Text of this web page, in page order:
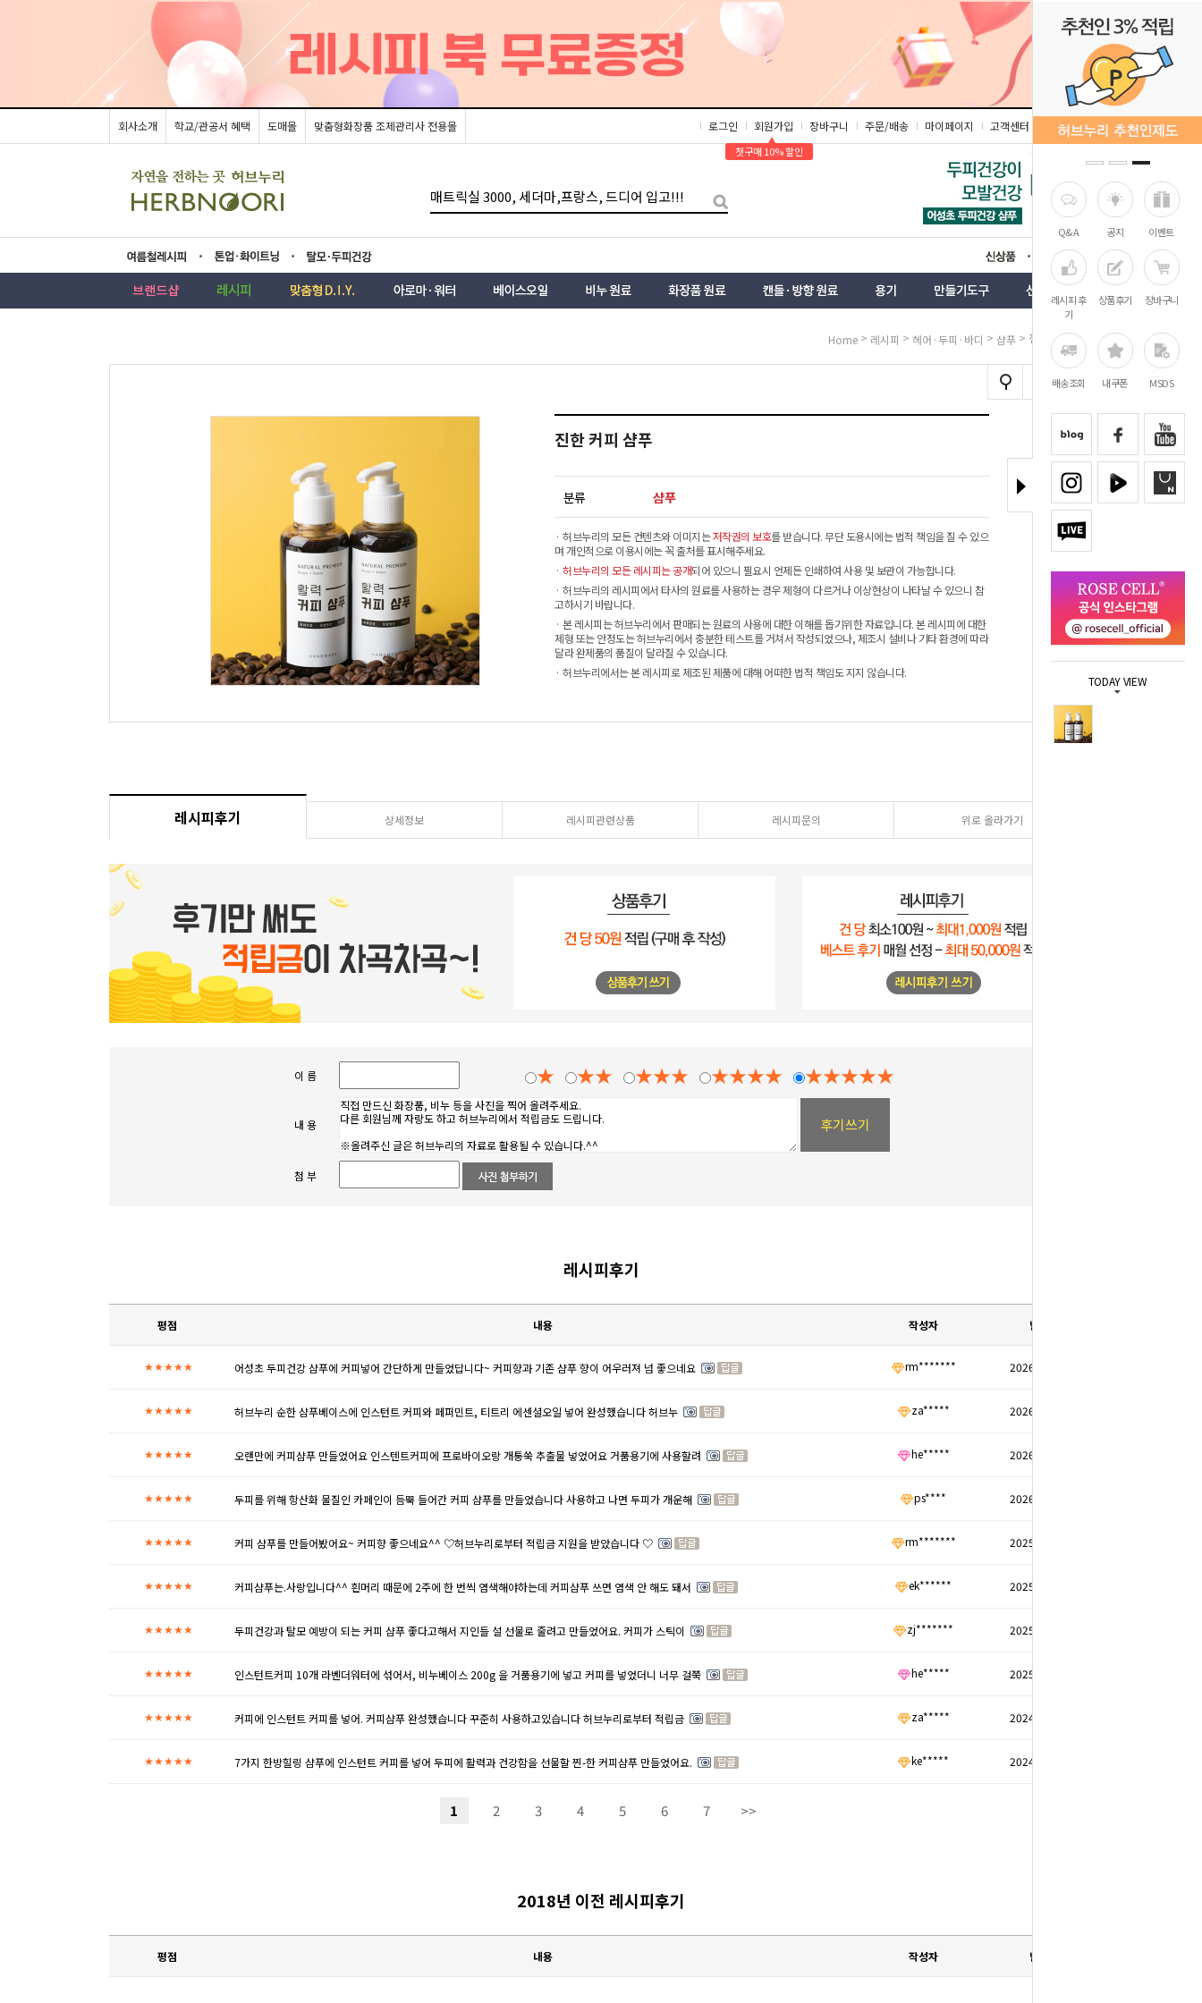
Q&A 공지 이벤트
레시피 후
기
상품후기 장바구니
배송조회 내쿠폰 MSDS
TODAY VIEW
회사소개 학교/관공서 혜택 도매몰 맞춤형화장품 조제관리사 전용몰 로그인
회원가입
▲
첫구매 10% 할인
장바구니 주문/배송 마이페이지 고객센터 즐겨찾기
름레시피 업·화이트닝 모두피건강 상품 벤트
Home > 레시피 > 헤어·두피·바디 > 샴푸 > 진한 커피 샴푸
진한 커피 샴푸
분류 샴푸
· 허브누리의 모든 컨텐츠와 이미지는저작권의 보호를 받습니다. 무단 도용시에는 법적 책임을 질 수 있으
며 개인적으로 이용시에는 꼭 출처를 표시해주세요.
· 허브누리의 모든 레시피는 공개되어 있으니 필요시 언제든 인쇄하여 사용 및 보관이 가능합니다.
· 허브누리의 레시피에서 타사의 원료를 사용하는 경우 제형이 다르거나 이상현상이 나타날 수 있으니 참
고하시기 바랍니다.
· 본 레시피는 허브누리에서 판매되는 원료의 사용에 대한 이해를 돕기위한 자료입니다. 본 레시피에 대한
제형 또는 안정도는 허브누리에서 충분한 테스트를 거쳐서 작성되었으나, 제조시 설비나 기타 환경에 따라
달라 완제품의 품질이 달라질 수 있습니다.
· 허브누리에서는 본 레시피로 제조된 제품에 대해 어떠한 법적 책임도 지지 않습니다.
레시피후기 상세정보 레시피관련상품 레시피문의 위로 올라가기
이 름 ★ ★★ ★★★ ★★★★ ★★★★★
내 용 후기쓰기
첨 부
레시피후기
평점 내용 작성자 날짜
★★★★★ 어성초 두피건강 샴푸에 커피넣어 간단하게 만들었답니다~ 커피향과 기존 샴푸 향이 어우러져 넘 좋으네요 rm******* 2026/05/27
★★★★★ 허브누리 순한 샴푸베이스에 인스턴트 커피와 페퍼민트, 티트리 에센셜오일 넣어 완성했습니다 허브누 za***** 2026/04/10
★★★★★ 오랜만에 커피샴푸 만들었어요 인스텐트커피에 프로바이오랑 개통쑥 추출물 넣었어요 거품용기에 사용할려 he***** 2026/04/02
★★★★★ 두피를 위해 항산화 물질인 카페인이 듬뿍 들어간 커피 샴푸를 만들었습니다 사용하고 나면 두피가 개운해 ps**** 2026/03/17
★★★★★ 커피 샴푸를 만들어봤어요~ 커피향 좋으네요^^ ♡허브누리로부터 적립금 지원을 받았습니다 ♡ rm******* 2025/05/18
★★★★★ 커피샴푸는.사랑입니다^^ 흰머리 때문에 2주에 한 번씩 염색해야하는데 커피샴푸 쓰면 염색 안 해도 돼서 ek****** 2025/03/22
★★★★★ 두피건강과 탈모 예방이 되는 커피 샴푸 좋다고해서 지인들 설 선물로 줄려고 만들었어요. 커피가 스틱이 zj******* 2025/01/27
★★★★★ 인스턴트커피 10개 라벤더워터에 섞어서, 비누베이스 200g 을 거품용기에 넣고 커피를 넣었더니 너무 걸쭉 he***** 2025/01/24
★★★★★ 커피에 인스턴트 커피를 넣어. 커피샴푸 완성했습니다 꾸준히 사용하고있습니다 허브누리로부터 적립금 za***** 2024/12/02
★★★★★ 7가지 한방힐링 샴푸에 인스턴트 커피를 넣어 두피에 활력과 건강함을 선물할 찐-한 커피샴푸 만들었어요. ke***** 2024/11/24
1 2 3 4 5 6 7 >>
2018년 이전 레시피후기
평점 내용 작성자 날짜